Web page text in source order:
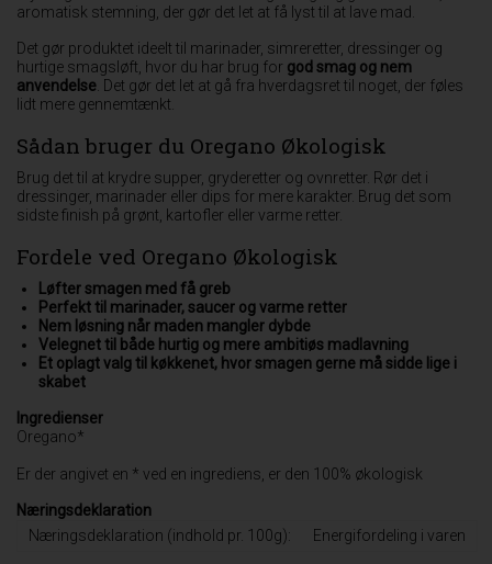
aromatisk stemning, der gør det let at få lyst til at lave mad.
Det gør produktet ideelt til marinader, simreretter, dressinger og
hurtige smagsløft, hvor du har brug for god smag og nem
anvendelse . Det gør det let at gå fra hverdagsret til noget, der føles
lidt mere gennemtænkt.
Sådan bruger du Oregano Økologisk
Brug det til at krydre supper, gryderetter og ovnretter. Rør det i
dressinger, marinader eller dips for mere karakter. Brug det som
sidste finish på grønt, kartofler eller varme retter.
Fordele ved Oregano Økologisk
Løfter smagen med få greb
Perfekt til marinader, saucer og varme retter
Nem løsning når maden mangler dybde
Velegnet til både hurtig og mere ambitiøs madlavning
Et oplagt valg til køkkenet, hvor smagen gerne må sidde lige i
skabet
Ingredienser
Oregano*
Er der angivet en * ved en ingrediens, er den 100% økologisk
Næringsdeklaration
Næringsdeklaration (indhold pr. 100g):
Energifordeling i varen